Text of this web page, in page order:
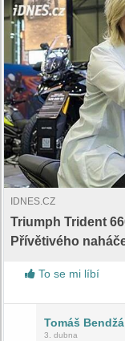
IDNES.CZ
Triumph Trident
Přívětivého
To se mi líbí
Tomáš
3. dubna